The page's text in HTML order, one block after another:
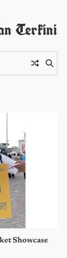
Terkini
Showcase